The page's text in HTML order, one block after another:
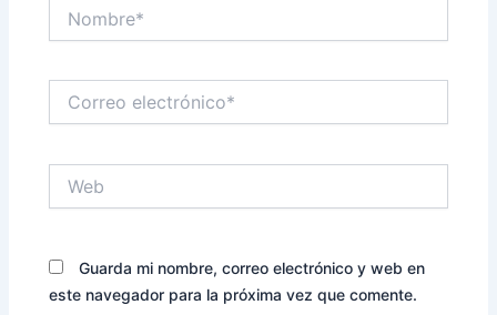
electrónico*
Guarda mi nombre, correo electrónico y web en
este navegador para la próxima vez que comente.